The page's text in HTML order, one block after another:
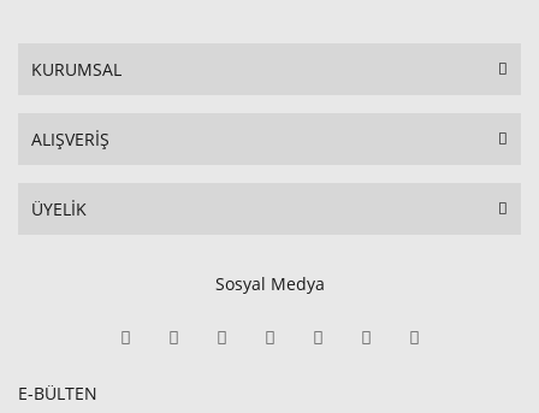
KURUMSAL
ALIŞVERİŞ
ÜYELİK
Sosyal Medya
E-BÜLTEN